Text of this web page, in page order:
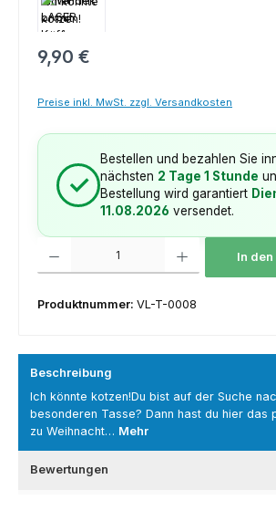
Regulärer Preis:
9,90 €
Preise inkl. MwSt. zzgl. Versandkosten
✓
Bestellen und bezahlen Sie
nächsten 2 Tage 1 Stunde
Bestellung wird garantiert
11.08.2026 versendet.
In den
Produktnummer: VL-T-0008
Beschreibung
Ich könnte kotzen!Du bist auf der Suche
besonderen Tasse? Dann hast du hier das
zu Weihnacht… Mehr
Bewertungen